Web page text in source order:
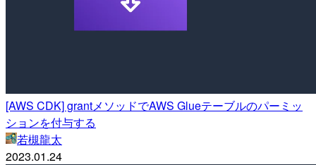
[AWS CDK] grantメソッドでAWS Glueテーブルのパーミッ
ションを付与する
若槻龍太
2023.01.24